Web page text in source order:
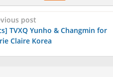
post
TVXQ Yunho & Changmin for
Claire Korea